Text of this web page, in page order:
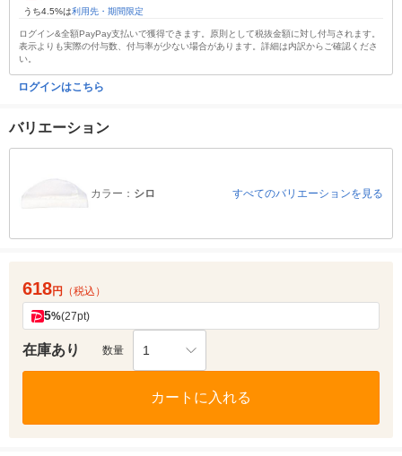
うち4.5%は利用先・期間限定
ログイン&全額PayPay支払いで獲得できます。原則として税抜金額に対し付与されます。
表示よりも実際の付与数、付与率が少ない場合があります。詳細は内訳からご確認くださ
い。
ログインはこちら
バリエーション
カラー： シロ すべてのバリエーションを見る
618円 （税込）
5%(27pt)
在庫あり 数量 1
カートに入れる